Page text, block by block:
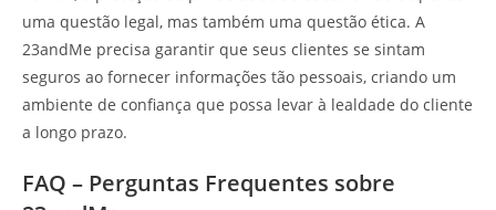
uma questão legal, mas também uma questão ética. A
23andMe precisa garantir que seus clientes se sintam
seguros ao fornecer informações tão pessoais, criando um
ambiente de confiança que possa levar à lealdade do cliente
a longo prazo.
FAQ – Perguntas Frequentes sobre